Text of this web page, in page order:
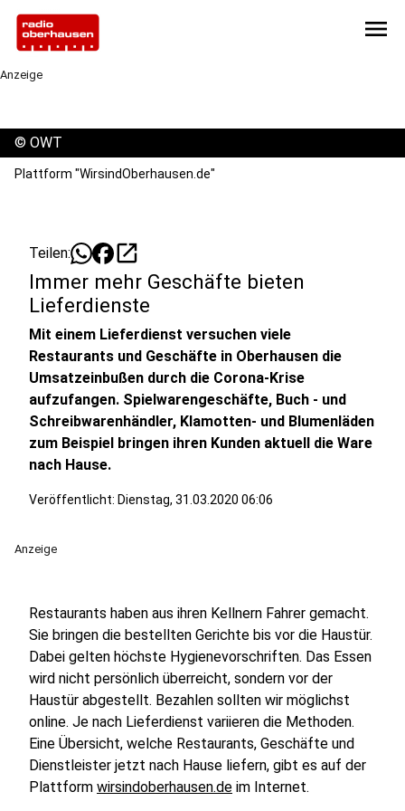
menu
Anzeige
© OWT
Plattform "WirsindOberhausen.de"
Teilen: open_in_new
Immer mehr Geschäfte bieten
Lieferdienste
Mit einem Lieferdienst versuchen viele
Restaurants und Geschäfte in Oberhausen die
Umsatzeinbußen durch die Corona-Krise
aufzufangen. Spielwarengeschäfte, Buch - und
Schreibwarenhändler, Klamotten- und Blumenläden
zum Beispiel bringen ihren Kunden aktuell die Ware
nach Hause.
Veröffentlicht: Dienstag, 31.03.2020 06:06
Anzeige
Restaurants haben aus ihren Kellnern Fahrer gemacht.
Sie bringen die bestellten Gerichte bis vor die Haustür.
Dabei gelten höchste Hygienevorschriften. Das Essen
wird nicht persönlich überreicht, sondern vor der
Haustür abgestellt. Bezahlen sollten wir möglichst
online. Je nach Lieferdienst variieren die Methoden.
Eine Übersicht, welche Restaurants, Geschäfte und
Dienstleister jetzt nach Hause liefern, gibt es auf der
Plattform wirsindoberhausen.de im Internet.